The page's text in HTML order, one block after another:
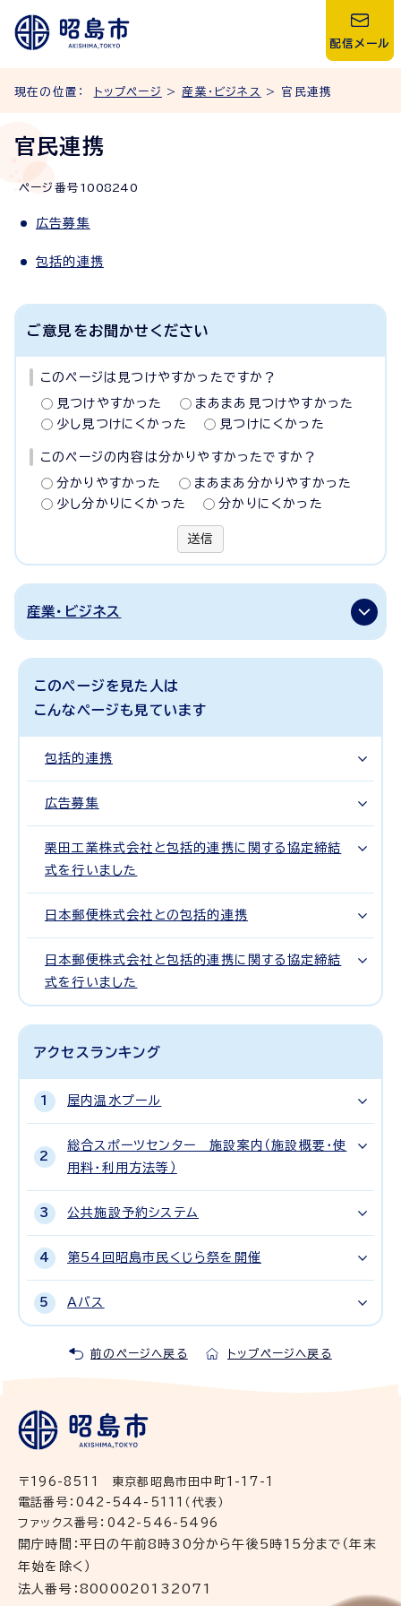
配信メール
現在の位置： トップページ > 産業・ビジネス > 官民連携
官民連携
ページ番号 1008240
広告募集
包括的連携
ご意見をお聞かせください
このページは見つけやすかったですか？
見つけやすかった
まあまあ見つけやすかった
少し見つけにくかった
見つけにくかった
このページの内容は分かりやすかったですか？
分かりやすかった
まあまあ分かりやすかった
少し分かりにくかった
分かりにくかった
送信
産業・ビジネス
このページを見た人は
こんなページも見ています
包括的連携
広告募集
栗田工業株式会社と包括的連携に関する協定締結
式を行いました
日本郵便株式会社との包括的連携
日本郵便株式会社と包括的連携に関する協定締結
式を行いました
アクセスランキング
屋内温水プール
総合スポーツセンター 施設案内（施設概要・使
用料・利用方法等）
公共施設予約システム
第54回昭島市民くじら祭を開催
Aバス
前のページへ戻る トップページへ戻る
〒196-8511 東京都昭島市田中町1-17-1
電話番号：042-544-5111（代表）
ファックス番号：042-546-5496
開庁時間：平日の午前8時30分から午後5時15分まで（年末
年始を除く）
法人番号：8000020132071